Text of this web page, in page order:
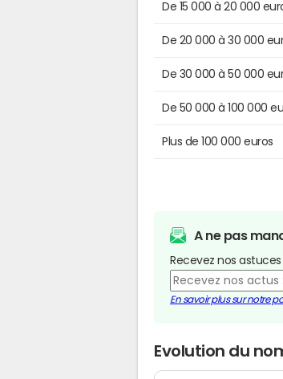
De 15 000 à 20 000
De 20 000 à 30 000
De 30 000 à 50 000
De 50 000 à 100 000
Plus de 100 000 euros
A ne pas
Recevez nos
En savoir plus sur notre
Evolution du